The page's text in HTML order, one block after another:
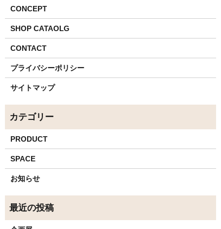
CONCEPT
SHOP CATAOLG
CONTACT
プライバシーポリシー
サイトマップ
PRODUCT
SPACE
お知らせ